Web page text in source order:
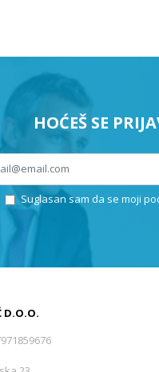
HOĆEŠ SE
Suglasan sam da se moji
D.O.O.